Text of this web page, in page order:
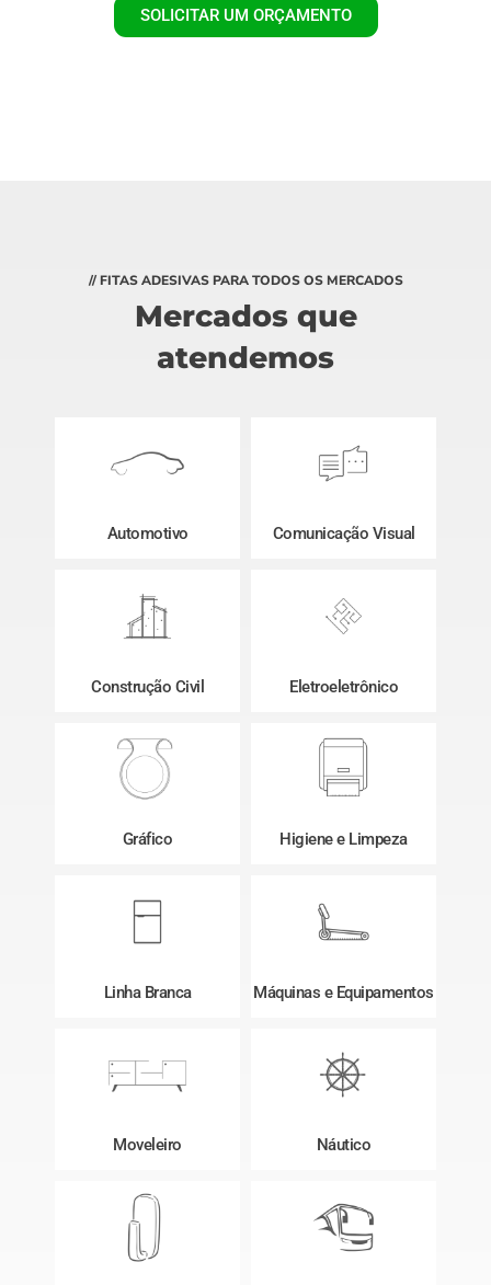
SOLICITAR UM ORÇAMENTO
// FITAS ADESIVAS PARA TODOS OS MERCADOS
Mercados que
atendemos
Automotivo Comunicação Visual
Construção Civil Eletroeletrônico
Gráfico Higiene e Limpeza
Linha Branca Máquinas e Equipamentos
Moveleiro Náutico